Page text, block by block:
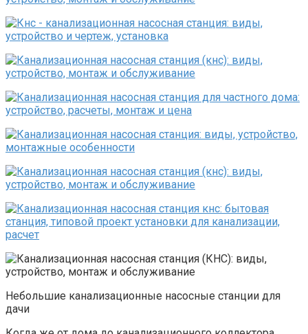
Небольшие канализационные насосные станции для
дачи